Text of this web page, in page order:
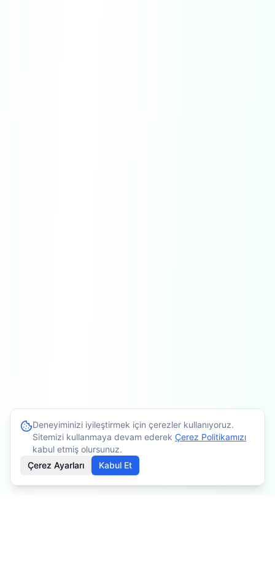
Deneyiminizi iyileştirmek için çerezler kullanıyoruz.
Sitemizi kullanmaya devam ederek Çerez Politikamızı
kabul etmiş olursunuz.
Çerez Ayarları
Kabul Et